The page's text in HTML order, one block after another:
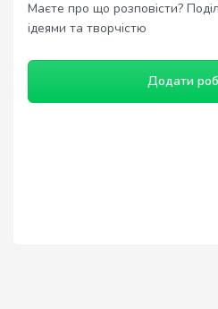
Маєте про що розповісти?
ідеями та творчістю
Додати